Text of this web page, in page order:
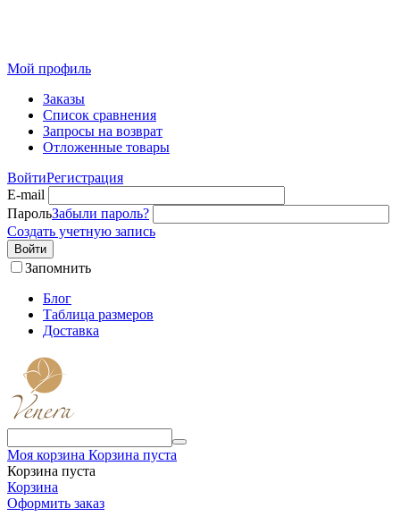
Мой профиль
Заказы
Список сравнения
Запросы на возврат
Отложенные товары
ВойтиРегистрация
E-mail
ПарольЗабыли пароль?
Создать учетную запись
Войти
Запомнить
Блог
Таблица размеров
Доставка
Моя корзина Корзина пуста
Корзина пуста
Корзина
Оформить заказ